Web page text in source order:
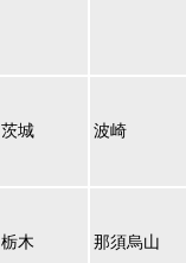
茨城 波崎
栃木 那須烏山